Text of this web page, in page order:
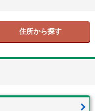
住所から探す